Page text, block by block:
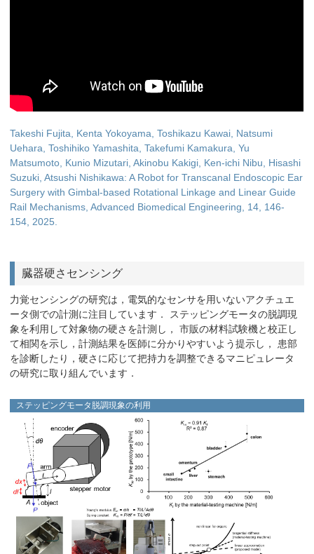
Takeshi Fujita, Kenta Yokoyama, Toshikazu Kawai, Natsumi
Uehara, Toshihiko Yamashita, Takefumi Kamakura, Yu
Matsumoto, Kunio Mizutari, Akinobu Kakigi, Ken-ichi Nibu, Hisashi
Suzuki, Atsushi Nishikawa: A Robot for Transcanal Endoscopic Ear
Surgery with Gimbal-based Rotational Linkage and Linear Guide
Rail Mechanisms, Advanced Biomedical Engineering, 14, 146-
154, 2025.
臓器硬さセンシング
力覚センシングの研究は，電気的なセンサを用いないアクチュエ
ータ側での計測に注目しています． ステッピングモータの脱調現
象を利用して対象物の硬さを計測し， 市販の材料試験機と校正し
て相関を示し，計測結果を医師に分かりやすいよう提示し， 患部
を診断したり，硬さに応じて把持力を調整できるマニピュレータ
の研究に取り組んでいます．
ステッピングモータ脱調現象の利用